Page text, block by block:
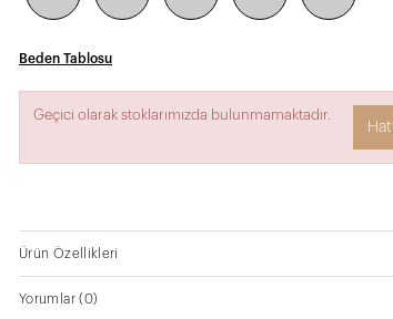
Beden Tablosu
Geçici olarak stoklarımızda bulunmamaktadır.
Ürün Özellikleri
Yorumlar(0)